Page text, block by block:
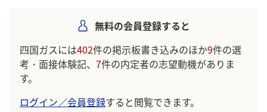
無料の会員登録すると
四国ガスには402件の掲示板書き込みのほか9件の選
考・面接体験記、 7件の内定者の志望動機がありま
す。
ログイン／会員登録すると閲覧できます。